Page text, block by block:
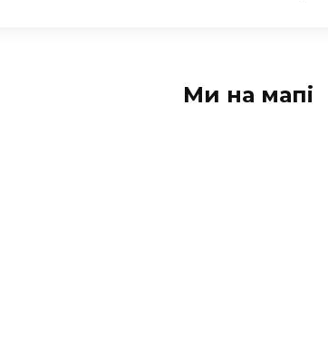
Ми на мапі